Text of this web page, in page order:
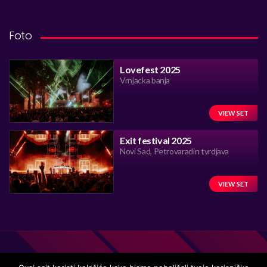
Foto
Lovefest 2025
Vrnjacka banja
VIEW SET
Exit festival 2025
Novi Sad, Petrovaradin tvrdjava
VIEW SET